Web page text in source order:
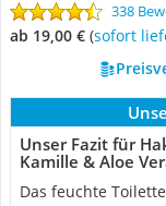
338
ab 19,00 € ( Sofort
Unser Fazit für
Kamille & Aloe
Das feuchte